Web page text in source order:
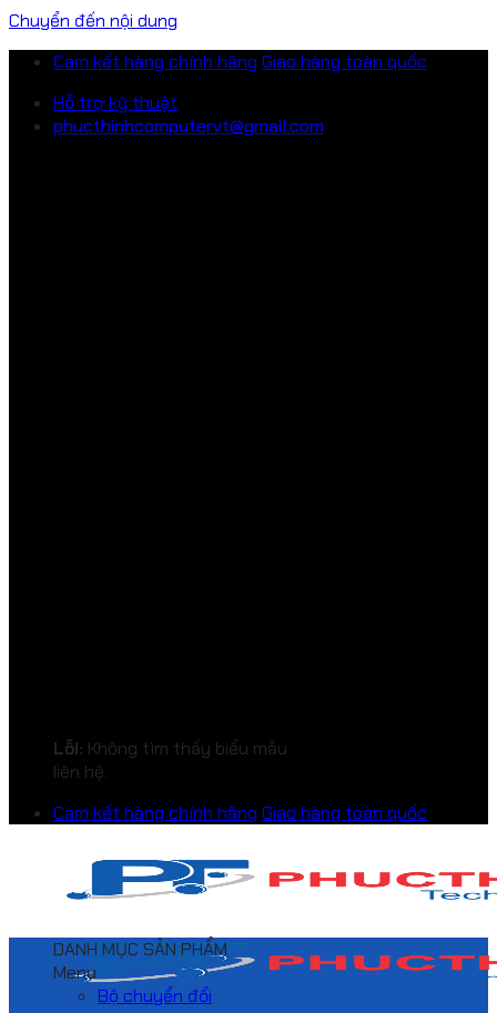
Chuyển đến nội dung
Cam kết hàng chính hãng Giao hàng toàn quốc
Hỗ trợ kỹ thuật
phucthinhcomputervt@gmail.com
Lỗi: Không tìm thấy biểu mẫu
liên hệ.
Cam kết hàng chính hãng Giao hàng toàn quốc
DANH MỤC SẢN PHẨM
Menu
Bộ chuyển đổi